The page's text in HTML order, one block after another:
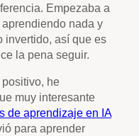
Empezaba a
nada y
invertido, así que es
la pena seguir.
he
muy interesante
de aprendizaje en IA
para aprender